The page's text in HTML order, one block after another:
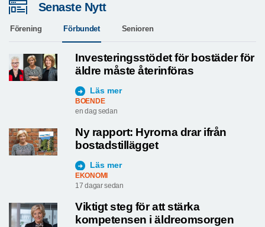
Senaste Nytt
Förening Förbundet Senioren
Investeringsstödet för bostäder för
äldre måste återinföras
Läs mer
BOENDE
en dag sedan
Ny rapport: Hyrorna drar ifrån
bostadstillägget
Läs mer
EKONOMI
17 dagar sedan
Viktigt steg för att stärka
kompetensen i äldreomsorgen